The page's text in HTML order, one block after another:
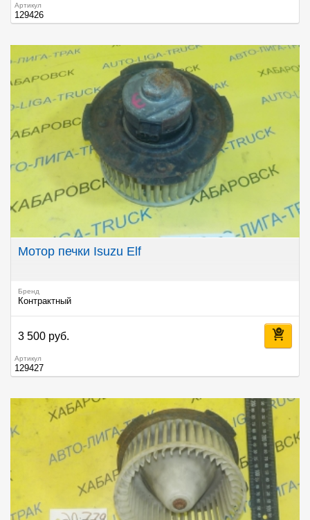
Артикул
129426
Мотор печки Isuzu Elf
Бренд
Контрактный
3 500 руб.
Артикул
129427